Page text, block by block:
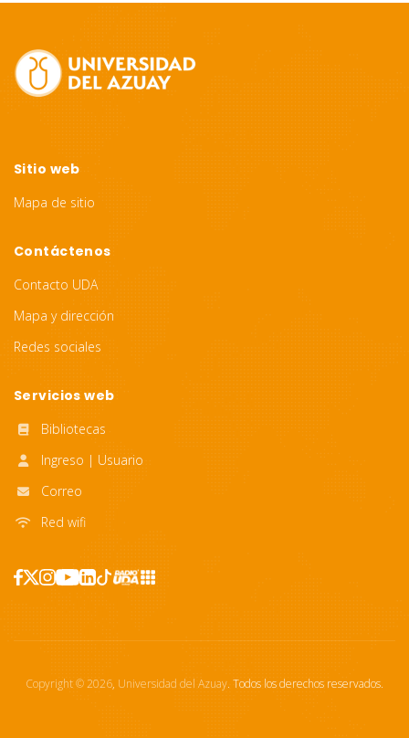
Footer
Sitio web
Mapa de sitio
Contáctenos
Contacto UDA
Mapa y dirección
Redes sociales
Servicios web
Bibliotecas
Ingreso | Usuario
Correo
Red wifi
Copyright ©2026, Universidad del Azuay. Todos los derechos reservados.